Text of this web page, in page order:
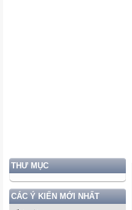
THƯ MỤC
CÁC Ý KIẾN MỚI NHẤT